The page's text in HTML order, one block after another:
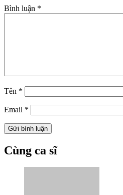
Bình luận *
Tên *
Email *
Cùng ca sĩ